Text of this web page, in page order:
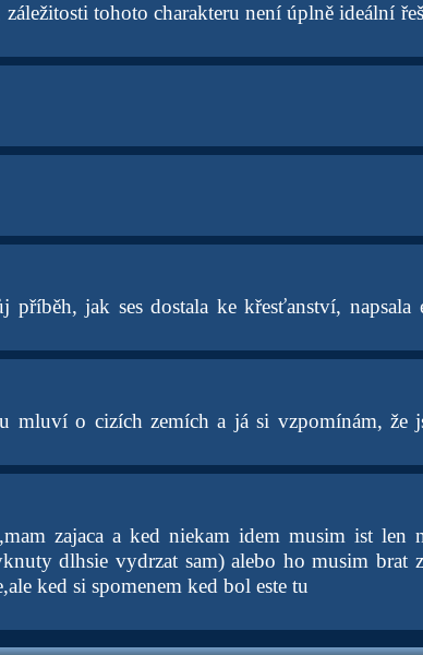
tohoto charakteru není úplně ideální
jak ses dostala ke křesťanství, napsala
mluví o cizích zemích a já si vzpomínám, že
zajaca a ked niekam idem musim ist len
dlhsie vydrzat sam) alebo ho musim brat
ked si spomenem ked bol este tu